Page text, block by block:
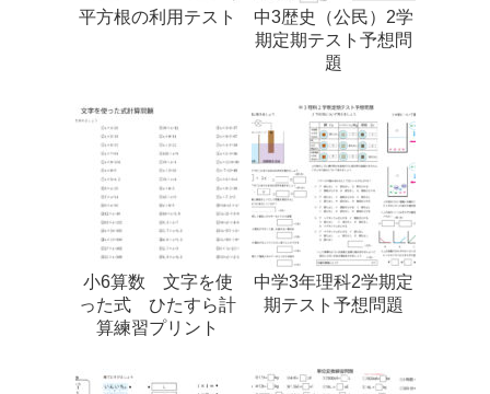
平方根の利用テスト
中3歴史（公民）2学
期定期テスト予想問
題
小6算数 文字を使
った式 ひたすら計
算練習プリント
中学3年理科2学期定
期テスト予想問題